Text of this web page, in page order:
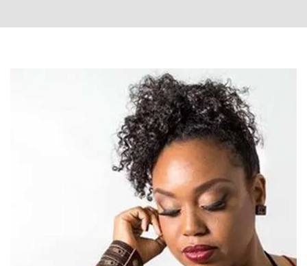
Assistant virtuel
Bonjour et bienvenue à L'Artchipel !
Je suis votre assistant virtuel.
Je peux vous renseigner sur les spectacles, les
concerts, les réservations, les tarifs, les
horaires, l'accès au théâtre et toutes les
informations pratiques.